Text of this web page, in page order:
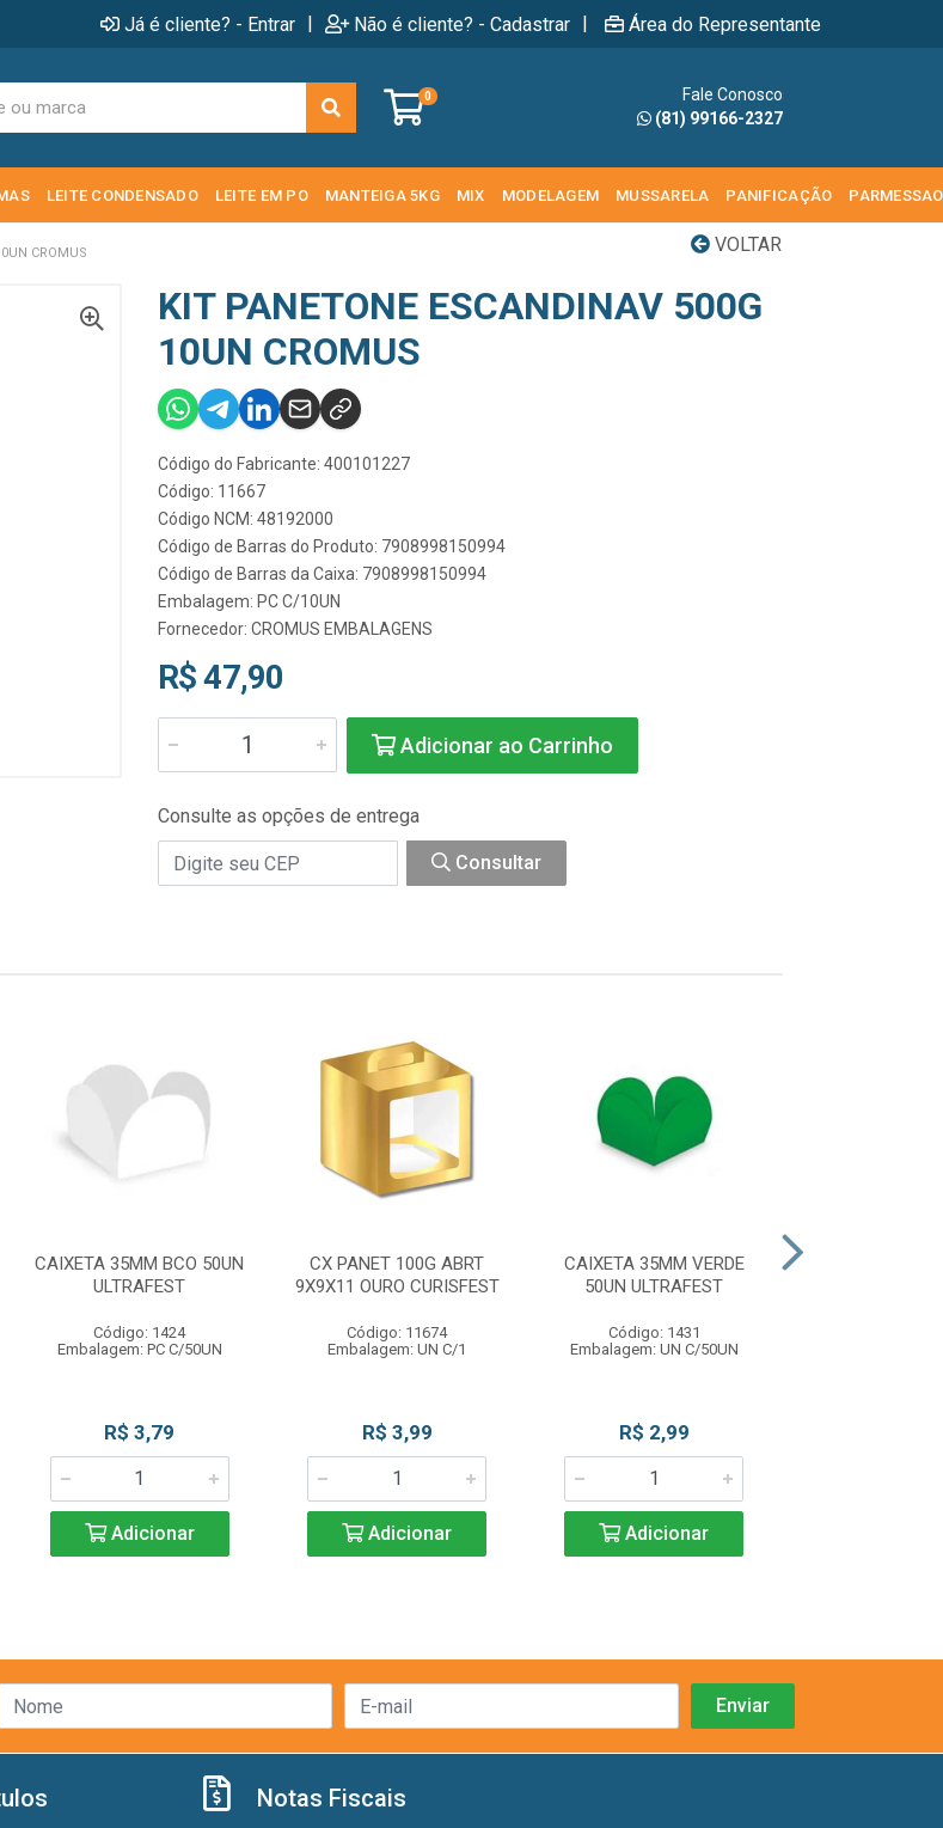
Já é cliente? - Entrar | Não é cliente? - Cadastrar | Área do Representante
0
Fale Conosco
(81) 99166-2327
LEITE CONDENSADO LEITE EM PO MANTEIGA 5KG MIX MODELAGEM MUSSARELA PANIFICAÇÃO PARMESSAO
VOLTAR
CROMUS
KIT PANETONE ESCANDINAV 500G
10UN CROMUS
Código do Fabricante: 400101227
Código: 11667
Código NCM: 48192000
Código de Barras do Produto: 7908998150994
Código de Barras da Caixa: 7908998150994
Embalagem: PC C/10UN
Fornecedor: CROMUS EMBALAGENS
R$ 47,90
Adicionar ao Carrinho
Consulte as opções de entrega
Consultar
CAIXETA 35MM BCO 50UN
ULTRAFEST
Código: 1424
Embalagem: PC C/50UN
R$ 3,79
Adicionar
CX PANET 100G ABRT
9X9X11 OURO CURISFEST
Código: 11674
Embalagem: UN C/1
R$ 3,99
Adicionar
CAIXETA 35MM VERDE
50UN ULTRAFEST
Código: 1431
Embalagem: UN C/50UN
R$ 2,99
Adicionar
Notas Fiscais